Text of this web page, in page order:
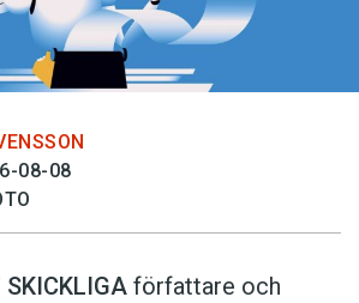
08-08
SKICKLIGA författare och